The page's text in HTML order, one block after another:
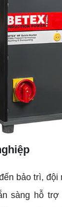
bảo trì, đội
sàng hỗ trợ